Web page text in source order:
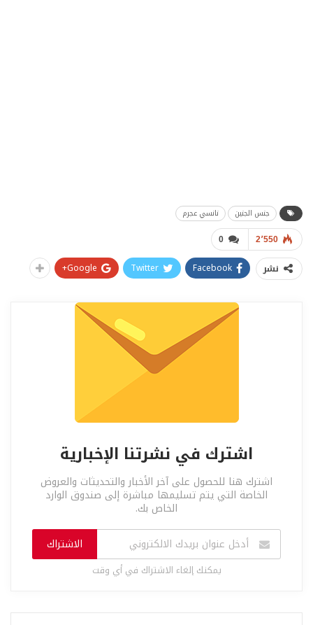
جنس الجنين نانسي عجرم
0 2٬550
نشر Facebook
Twitter
Google+
اشترك في نشرتنا الإخبارية
اشترك هنا للحصول على آخر الأخبار والتحديثات والعروض
الخاصة التي يتم تسليمها مباشرة إلى صندوق الوارد
الخاص بك.
الاشتراك
يمكنك إلغاء الاشتراك في أي وقت